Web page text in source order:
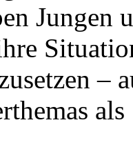
Jungen
–